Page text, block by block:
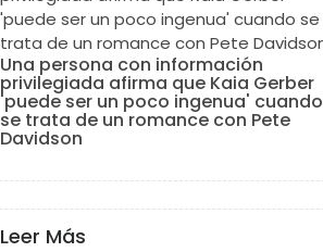
Una persona con información
privilegiada afirma que Kaia Gerber
'puede ser un poco ingenua' cuando
se trata de un romance con Pete
Davidson
Leer Más